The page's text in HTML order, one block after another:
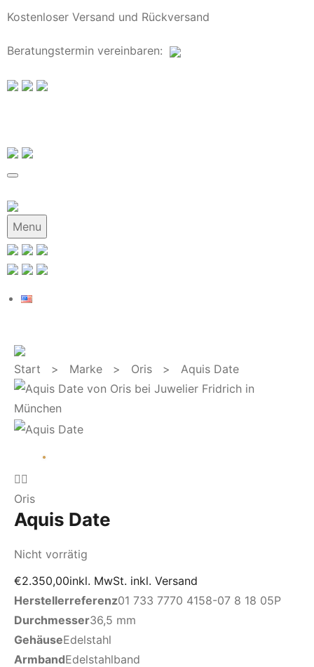
Kostenloser Versand und Rückversand
Beratungstermin vereinbaren:
Menu
Start > Marke > Oris > Aquis Date
Oris
Aquis Date
Nicht vorrätig
€2.350,00inkl. MwSt. inkl. Versand
Herstellerreferenz01 733 7770 4158-07 8 18 05P
Durchmesser36,5 mm
GehäuseEdelstahl
ArmbandEdelstahlband